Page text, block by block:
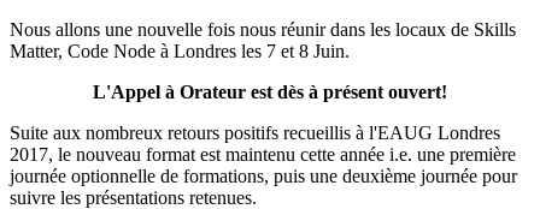
Nous allons une nouvelle fois nous réunir dans les locaux de Skills
Matter, Code Node à Londres les 7 et 8 Juin.
L'Appel à Orateur est dès à présent ouvert!
Suite aux nombreux retours positifs recueillis à l'EAUG Londres
2017, le nouveau format est maintenu cette année i.e. une première
journée optionnelle de formations, puis une deuxième journée pour
suivre les présentations retenues.